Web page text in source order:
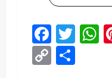
Copy